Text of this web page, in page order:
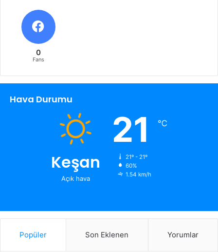
0
Fans
Hava Durumu
Keşan
Açık hava
21 ℃
21º - 21º
60%
1.54 km/h
Popüler Son Eklenen Yorumlar